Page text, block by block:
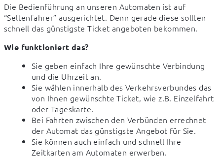
Die Bedienführung an unseren Automaten ist auf
“Seltenfahrer” ausgerichtet. Denn gerade diese sollten
schnell das günstigste Ticket angeboten bekommen.
Wie funktioniert das?
Sie geben einfach Ihre gewünschte Verbindung
und die Uhrzeit an.
Sie wählen innerhalb des Verkehrsverbundes das
von Ihnen gewünschte Ticket, wie z.B. Einzelfahrt
oder Tageskarte.
Bei Fahrten zwischen den Verbünden errechnet
der Automat das günstigste Angebot für Sie.
Sie können auch einfach und schnell Ihre
Zeitkarten am Automaten erwerben.